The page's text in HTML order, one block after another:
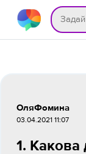
ОляФомина
03.04.2021 11:07
1. Какова